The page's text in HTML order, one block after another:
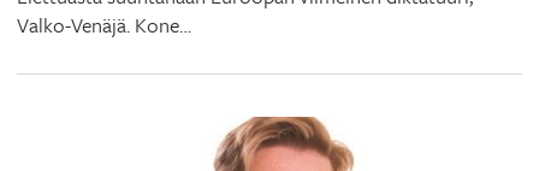
Valko-Venäjä. Kone…